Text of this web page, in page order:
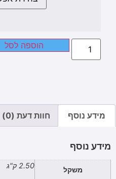
הוספה לסל
מידע נוסף חוות דעת (0)
מידע נוסף
משקל 2.50 ק"ג